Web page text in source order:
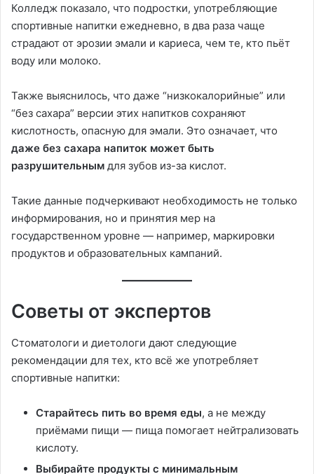
Колледж показало, что подростки, употребляющие
спортивные напитки ежедневно, в два раза чаще
страдают от эрозии эмали и кариеса, чем те, кто пьёт
воду или молоко.
Также выяснилось, что даже “низкокалорийные” или
“без сахара” версии этих напитков сохраняют
кислотность, опасную для эмали. Это означает, что
даже без сахара напиток может быть
разрушительным для зубов из-за кислот.
Такие данные подчеркивают необходимость не только
информирования, но и принятия мер на
государственном уровне — например, маркировки
продуктов и образовательных кампаний.
Советы от экспертов
Стоматологи и диетологи дают следующие
рекомендации для тех, кто всё же употребляет
спортивные напитки:
Старайтесь пить во время еды, а не между
приёмами пищи — пища помогает нейтрализовать
кислоту.
Выбирайте продукты с минимальным